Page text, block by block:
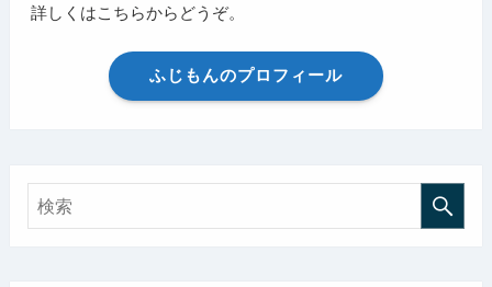
詳しくはこちらからどうぞ。
ふじもんのプロフィール